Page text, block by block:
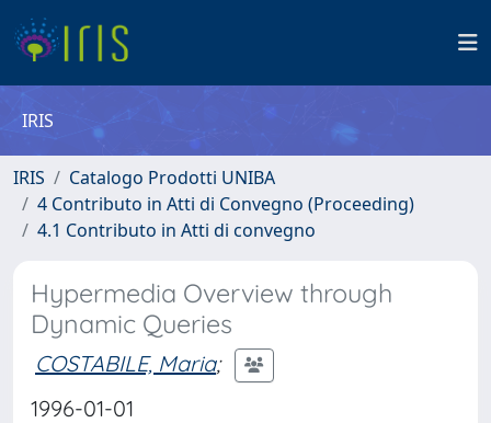
IRIS
IRIS
Catalogo Prodotti UNIBA
4 Contributo in Atti di Convegno (Proceeding)
4.1 Contributo in Atti di convegno
Hypermedia Overview through
Dynamic Queries
COSTABILE, Maria;
1996-01-01